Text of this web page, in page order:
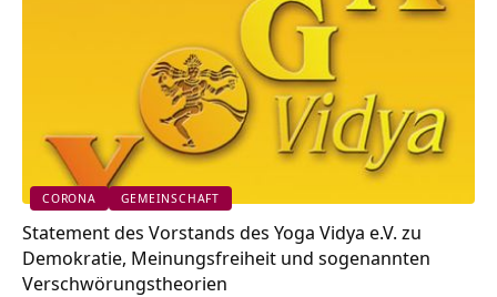
CORONA GEMEINSCHAFT
Statement des Vorstands des Yoga Vidya e.V. zu
Demokratie, Meinungsfreiheit und sogenannten
Verschwörungstheorien